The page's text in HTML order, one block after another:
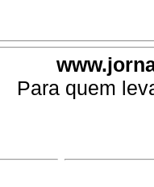
Para quem